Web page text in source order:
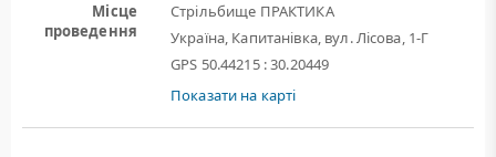
Місце
проведення
Стрільбище ПРАКТИКА
Україна, Капитанівка, вул. Лісова, 1-Г
GPS 50.44215 : 30.20449
Показати на карті